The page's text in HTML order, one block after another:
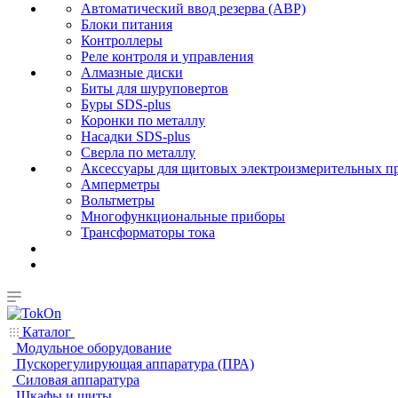
Автоматический ввод резерва (АВР)
Блоки питания
Контроллеры
Реле контроля и управления
Алмазные диски
Биты для шуруповертов
Буры SDS-plus
Коронки по металлу
Насадки SDS-plus
Сверла по металлу
Аксессуары для щитовых электроизмерительных
Амперметры
Вольтметры
Многофункциональные приборы
Трансформаторы тока
Каталог
Модульное оборудование
Пускорегулирующая аппаратура (ПРА)
Силовая аппаратура